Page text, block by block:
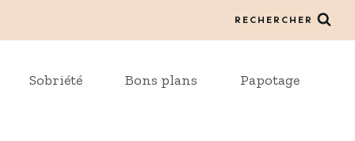
RECHERCHER
Sobriété Bons plans Papotage